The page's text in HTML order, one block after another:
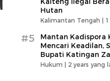
Hutan
Kalimantan Tengah |
#5
Mantan Kadispora
Mencari Keadilan,
Bupati Katingan
Hukum | 2 years yang